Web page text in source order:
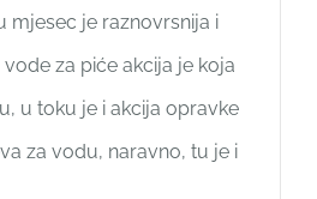
mjesec je raznovrsnija i
za piće akcija je koja
u toku je i akcija opravke
za vodu, naravno, tu je i